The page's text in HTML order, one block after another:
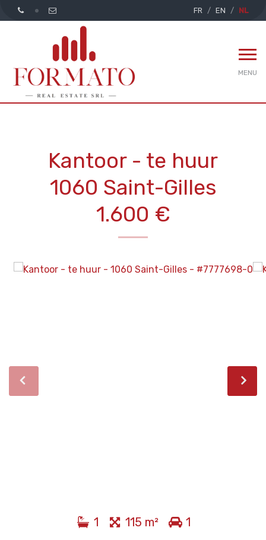
FR EN NL
MENU
Kantoor - te huur
1060 Saint-Gilles
1.600 €
1 115 m² 1